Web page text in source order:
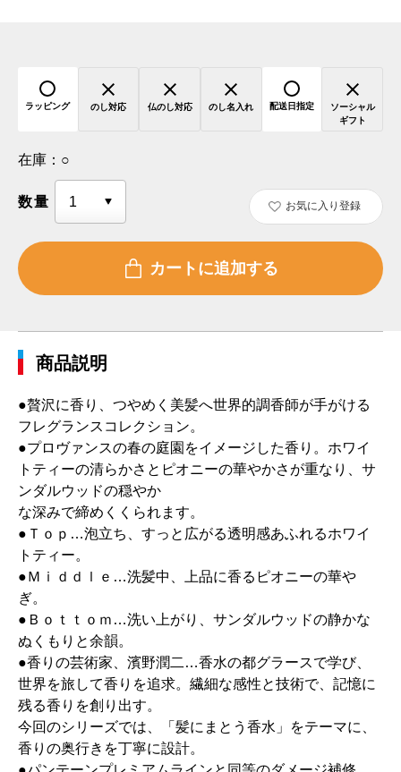
ラッピング のし対応 仏のし対応 のし名入れ 配送日指定
ソーシャル
ギフト
在庫： ○
数量 お気に入り登録
商品説明
●贅沢に香り、つやめく美髪へ世界的調香師が手がける
フレグランスコレクション。
●プロヴァンスの春の庭園をイメージした香り。ホワイ
トティーの清らかさとピオニーの華やかさが重なり、サ
ンダルウッドの穏やか
な深みで締めくくられます。
●Ｔｏｐ…泡立ち、すっと広がる透明感あふれるホワイ
トティー。
●Ｍｉｄｄｌｅ…洗髪中、上品に香るピオニーの華や
ぎ。
●Ｂｏｔｔｏｍ…洗い上がり、サンダルウッドの静かな
ぬくもりと余韻。
●香りの芸術家、濱野潤二…香水の都グラースで学び、
世界を旅して香りを追求。繊細な感性と技術で、記憶に
残る香りを創り出す。
今回のシリーズでは、「髪にまとう香水」をテーマに、
香りの奥行きを丁寧に設計。